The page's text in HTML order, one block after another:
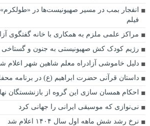
انفجار بمب در مسیر صهیونیست‌ها در
فیلم
مراکز علمی ملزم به همکاری با خانه گفتگوی
رژیم کودک کش صهیونیستی به جنون و
دلیل خاموشی آزادراه معلم شاهین شهر اعلام
داستان قرآنی حضرت ابراهیم (ع) در برنامه
احکام همسان سازی این گروه از بازنشستگان
نی‌نوازی که موسیقی ایرانی را جهانی کرد
نرخ رشد شش ماهه اول سال ۱۴۰۴ اعلام شد